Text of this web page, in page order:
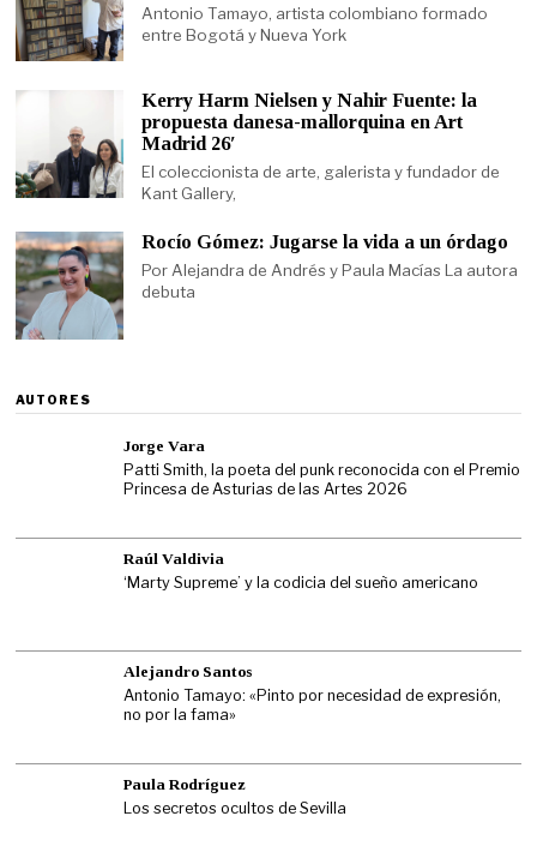
Antonio Tamayo, artista colombiano formado
entre Bogotá y Nueva York
Kerry Harm Nielsen y Nahir Fuente: la
propuesta danesa-mallorquina en Art
Madrid 26′
El coleccionista de arte, galerista y fundador de
Kant Gallery,
Rocío Gómez: Jugarse la vida a un órdago
Por Alejandra de Andrés y Paula Macías La autora
debuta
AUTORES
Jorge Vara
Patti Smith, la poeta del punk reconocida con el Premio
Princesa de Asturias de las Artes 2026
Raúl Valdivia
‘Marty Supreme’ y la codicia del sueño americano
Alejandro Santos
Antonio Tamayo: «Pinto por necesidad de expresión,
no por la fama»
Paula Rodríguez
Los secretos ocultos de Sevilla